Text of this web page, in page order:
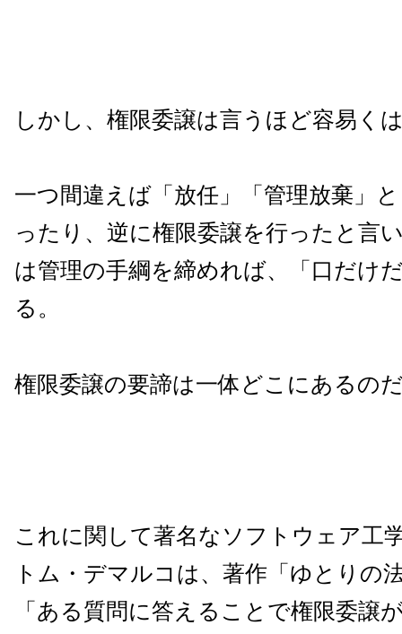
しかし、権限委譲は言うほど容易く
一つ間違えば「放任」「管理放棄」
ったり、逆に権限委譲を行ったと言
は管理の手綱を締めれば、「口だけ
る。
権限委譲の要諦は一体どこにあるの
これに関して著名なソフトウェア工
トム・デマルコは、著作「ゆとりの
「ある質問に答えることで権限委譲